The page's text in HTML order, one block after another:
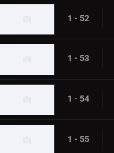
1 - 52
1 - 53
1 - 54
1 - 55